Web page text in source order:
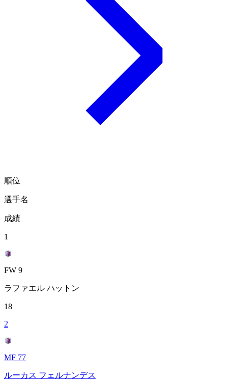
順位
選手名
成績
1
FW 9
ラファエル ハットン
18
2
MF 77
ルーカス フェルナンデス